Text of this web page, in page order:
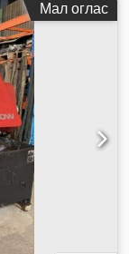
Мал оглас